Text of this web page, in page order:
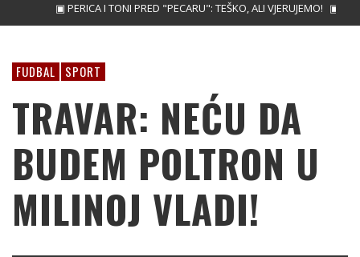
▣ PERICA I TONI PRED "PECARU": TEŠKO, ALI VJERUJEMO! ▣ TREBINJAC
FUDBAL SPORT
TRAVAR: NEĆU DA
BUDEM POLTRON U
MILINOJ VLADI!